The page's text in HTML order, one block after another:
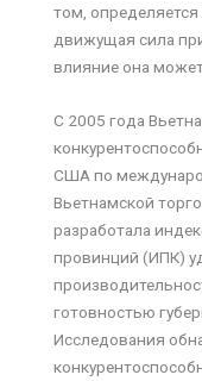
том,
движущая сила
влияние она
С 2005 года
США по
Вьетнамской
разработала
провинций (ИПК)
готовностью
Исследования